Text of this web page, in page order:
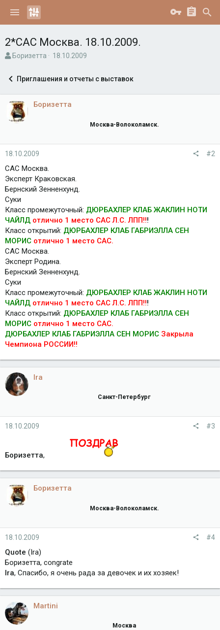
2*САС Москва. 18.10.2009.
А
о
т
е
м
Боризетта
Д
а
а
18.10.2009
Приглашения и отчеты с выставок
Боризетта
Москва-Волоколамск.
18.10.2009 #2
САС Москва.
Эксперт Краковская.
Бернский Зенненхунд.
Суки
Класс промежуточный: ДЮРБАХЛЕР КЛАБ ЖАКЛИН НОТИ
ЧАЙЛД отлично 1 место САС Л.С. ЛПП!!!
Класс открытий: ДЮРБАХЛЕР КЛАБ ГАБРИЭЛЛА СЕН
МОРИС отлично 1 место САС.
САС Москва.
Эксперт Родина.
Бернский Зенненхунд.
Суки
Класс промежуточный: ДЮРБАХЛЕР КЛАБ ЖАКЛИН НОТИ
ЧАЙЛД отлично 1 место САС Л.С. ЛПП!!!
Класс открытий: ДЮРБАХЛЕР КЛАБ ГАБРИЭЛЛА СЕН
МОРИС отлично 1 место САС.
ДЮРБАХЛЕР КЛАБ ГАБРИЭЛЛА СЕН МОРИС Закрыла
Чемпиона РОССИИ!!
Ira
Санкт-Петербург
18.10.2009 #3
Боризетта,
Боризетта
Москва-Волоколамск.
18.10.2009 #4
Quote (Ira)
Боризетта, congrate
Ira, Спасибо, я очень рада за девочек и их хозяек!
Martini
Москва